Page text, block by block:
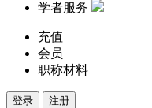
学者服务
充值
会员
职称材料
登录 注册